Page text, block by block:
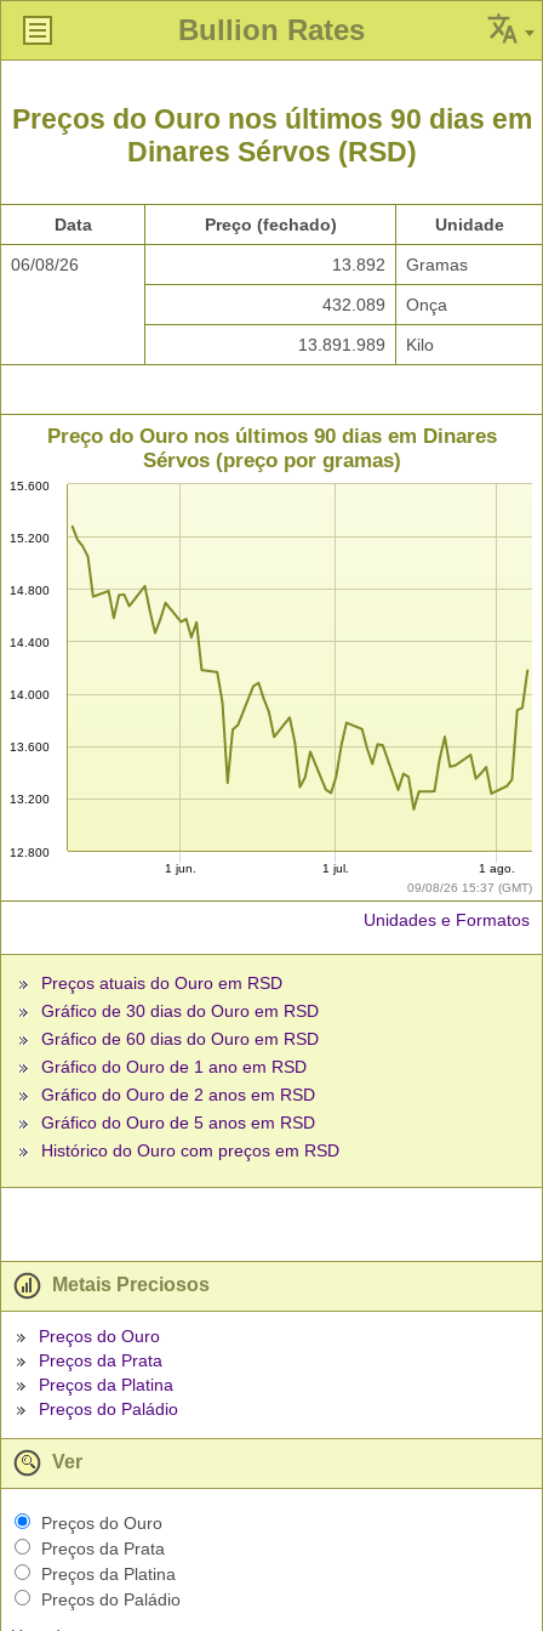
Bullion Rates
Preços do Ouro nos últimos 90 dias em
Dinares Sérvos (RSD)
Data Preço (fechado) Unidade
06/08/26 13.892 Gramas
432.089 Onça
13.891.989 Kilo
09/08/26 15:37 (GMT)
Preço do Ouro nos últimos 90 dias em Dinares
Sérvos (preço por gramas)
12.800
13.200
13.600
14.000
14.400
14.800
15.200
15.600
1 jun. 1 jul. 1 ago.
Unidades e Formatos
Preços atuais do Ouro em RSD
Gráfico de 30 dias do Ouro em RSD
Gráfico de 60 dias do Ouro em RSD
Gráfico do Ouro de 1 ano em RSD
Gráfico do Ouro de 2 anos em RSD
Gráfico do Ouro de 5 anos em RSD
Histórico do Ouro com preços em RSD
Metais Preciosos
Preços do Ouro
Preços da Prata
Preços da Platina
Preços do Paládio
Ver
Preços do Ouro
Preços da Prata
Preços da Platina
Preços do Paládio